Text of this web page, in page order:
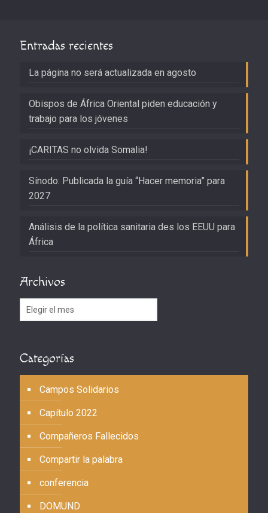
Entradas recientes
La página no será actualizada en agosto
Obispos de África Oriental piden educación y
trabajo para los jóvenes
¡CARITAS no olvida Somalia!
Sínodo: Publicada la guía “Hacer memoria” para
2027
Análisis de la política sanitaria des los EEUU para
África
Archivos
Archivos
Categorías
Campos Solidarios
Capítulo 2022
Compañeros Fallecidos
Compartir la palabra
conferencia
DOMUND